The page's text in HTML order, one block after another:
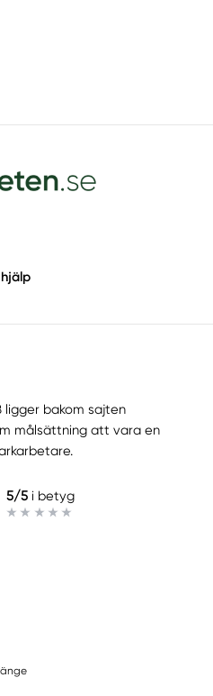
ligger bakom sajten
målsättning att vara en
5/5i betyg